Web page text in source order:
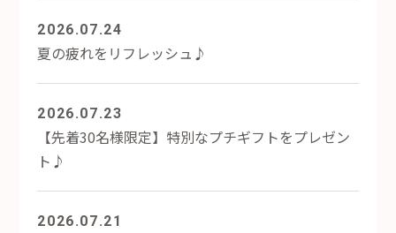
2026.07.24
夏の疲れをリフレッシュ♪
2026.07.23
【先着30名様限定】特別なプチギフトをプレゼン
ト♪
2026.07.21